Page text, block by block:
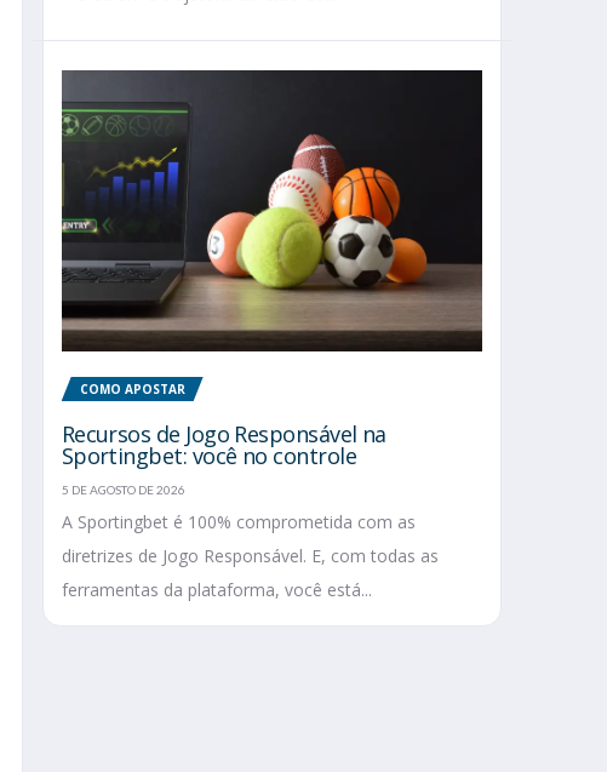
COMO APOSTAR
Recursos de Jogo Responsável na
Sportingbet: você no controle
5 DE AGOSTO DE 2026
A Sportingbet é 100% comprometida com as
diretrizes de Jogo Responsável. E, com todas as
ferramentas da plataforma, você está...